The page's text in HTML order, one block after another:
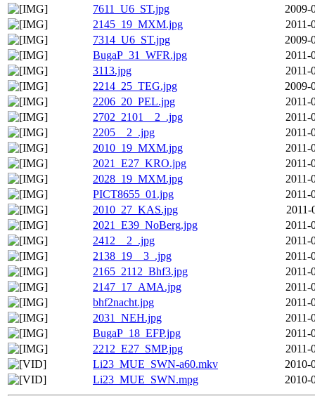
7611_U6_ST.jpg
2009-
2145_19_MXM.jpg
2011-
7314_U6_ST.jpg
2009-
BugaP_31_WFR.jpg
2011-
3113.jpg
2011-
2214_25_TEG.jpg
2009-
2206_20_PEL.jpg
2011-
2702_2101__2_.jpg
2011-
2205__2_.jpg
2011-
2010_19_MXM.jpg
2011-
2021_E27_KRO.jpg
2011-
2028_19_MXM.jpg
2011-
PICT8655_01.jpg
2011-
2010_27_KAS.jpg
2011-
2021_E39_NoBerg.jpg
2011-
2412__2_.jpg
2011-
2138_19__3_.jpg
2011-
2165_2112_Bhf3.jpg
2011-
2147_17_AMA.jpg
2011-
bhf2nacht.jpg
2011-
2031_NEH.jpg
2011-
BugaP_18_EFP.jpg
2011-
2212_E27_SMP.jpg
2011-
Li23_MUE_SWN-a60.mkv
2010-
Li23_MUE_SWN.mpg
2010-